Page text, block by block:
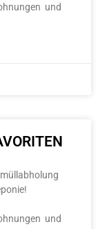
und
und